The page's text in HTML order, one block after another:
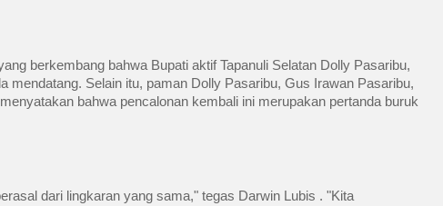
berkembang bahwa Bupati aktif Tapanuli Selatan Dolly Pasaribu,
mendatang. Selain itu, paman Dolly Pasaribu, Gus Irawan Pasaribu,
bahwa pencalonan kembali ini merupakan pertanda buruk
dari lingkaran yang sama," tegas Darwin Lubis . "Kita